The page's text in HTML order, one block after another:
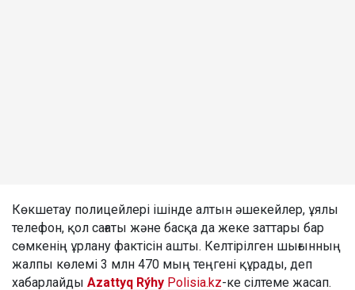
Көкшетау полицейлері ішінде алтын әшекейлер, ұялы
телефон, қол сағаты және басқа да жеке заттары бар
сөмкенің ұрлану фактісін ашты. Келтірілген шығынның
жалпы көлемі 3 млн 470 мың теңгені құрады, деп
хабарлайды Azattyq Rýhy Polisia.kz-ке сілтеме жасап.